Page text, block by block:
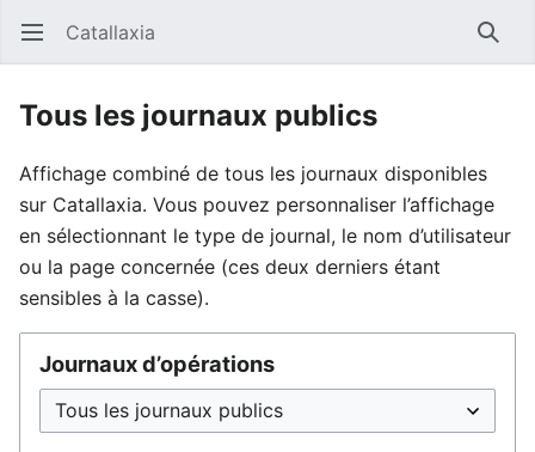
Ouvrir le menu principal Catallaxia
Tous les journaux publics
Affichage combiné de tous les journaux disponibles
sur Catallaxia. Vous pouvez personnaliser l’affichage
en sélectionnant le type de journal, le nom d’utilisateur
ou la page concernée (ces deux derniers étant
sensibles à la casse).
Journaux d’opérations